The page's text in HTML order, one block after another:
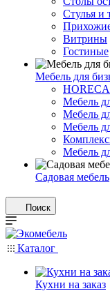
Стулья и
Витрины
Гостиные
Мебель для
HORECA
Мебель
Мебель
Мебель
Мебель
Садовая мебель
Поиск
Каталог
Кухни на заказ